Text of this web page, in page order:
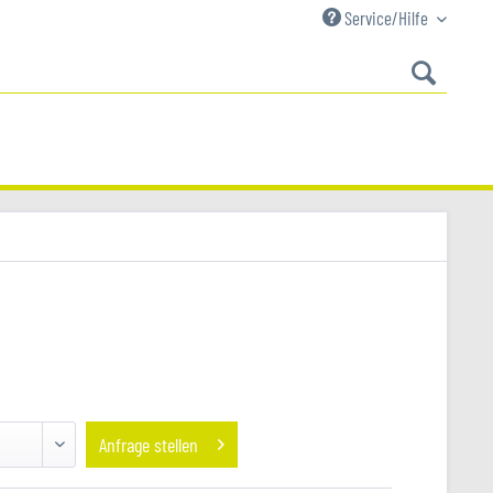
Service/Hilfe
Anfrage stellen